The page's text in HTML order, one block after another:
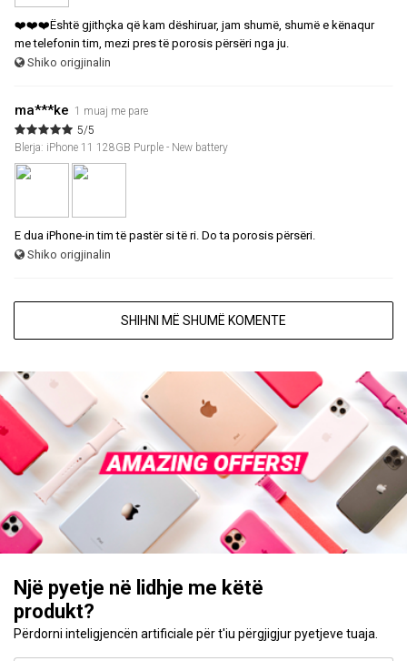
❤️❤️❤️Është gjithçka që kam dëshiruar, jam shumë, shumë e kënaqur
me telefonin tim, mezi pres të porosis përsëri nga ju.
Shiko origjinalin
ma***ke 1 muaj me pare
5/5
Blerja: iPhone 11 128GB Purple - New battery
E dua iPhone-in tim të pastër si të ri. Do ta porosis përsëri.
Shiko origjinalin
SHIHNI MË SHUMË KOMENTE
Një pyetje në lidhje me këtë
produkt?
Përdorni inteligjencën artificiale për t'iu përgjigjur pyetjeve tuaja.